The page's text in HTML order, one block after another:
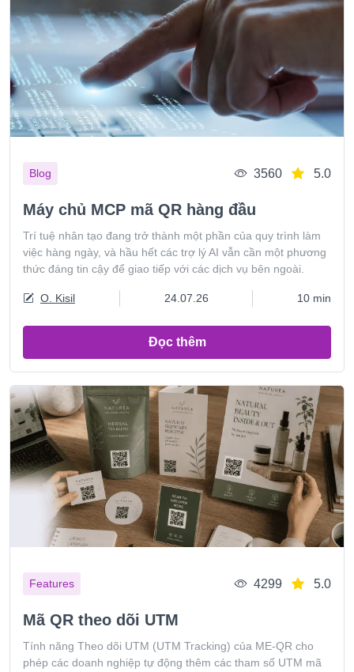
Blog 3560 5.0
Máy chủ MCP mã QR hàng đầu
Trí tuệ nhân tạo đang trở thành một phần của quy trình làm
việc hàng ngày, và hầu hết các trợ lý AI vẫn cần một phương
thức đáng tin cậy để giao tiếp với các dịch vụ bên ngoài.
O. Kisil 24.07.26 10 min
Đọc thêm
Features 4299 5.0
Mã QR theo dõi UTM
Tính năng Theo dõi UTM (UTM Tracking) của ME-QR cho
phép các doanh nghiệp tự động thêm các tham số UTM mã